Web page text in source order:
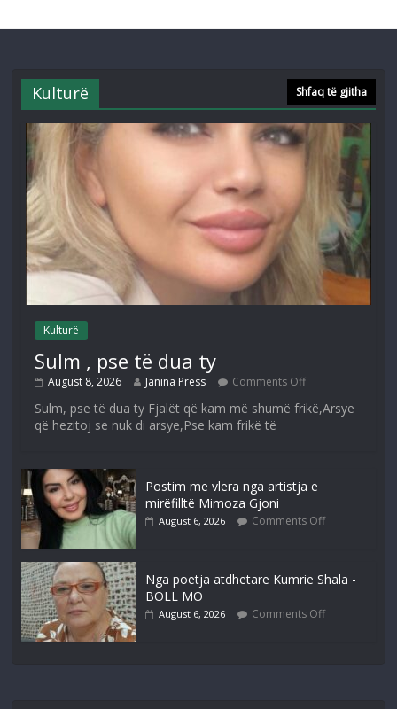
Kulturë Shfaq të gjitha
Kulturë
Sulm , pse të dua ty
August 8, 2026 Janina Press Comments Off
Sulm, pse të dua ty Fjalët që kam më shumë frikë,Arsye
që hezitoj se nuk di arsye,Pse kam frikë të
Postim me vlera nga artistja e
mirëfilltë Mimoza Gjoni
August 6, 2026 Comments Off
Nga poetja atdhetare Kumrie Shala -
BOLL MO
August 6, 2026 Comments Off